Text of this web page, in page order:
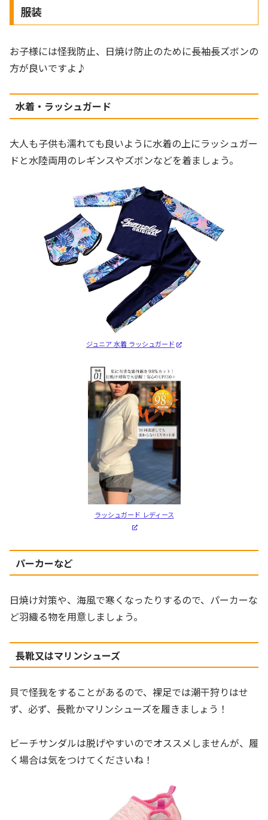
服装
お子様には怪我防止、日焼け防止のために長袖長ズボンの
方が良いですよ♪
水着・ラッシュガード
大人も子供も濡れても良いように水着の上にラッシュガー
ドと水陸両用のレギンスやズボンなどを着ましょう。
ジュニア 水着 ラッシュガード
ラッシュガード レディース
パーカーなど
日焼け対策や、海風で寒くなったりするので、パーカーな
ど羽織る物を用意しましょう。
長靴又はマリンシューズ
貝で怪我をすることがあるので、裸足では潮干狩りはせ
ず、必ず、長靴かマリンシューズを履きましょう！
ビーチサンダルは脱げやすいのでオススメしませんが、履
く場合は気をつけてくださいね！